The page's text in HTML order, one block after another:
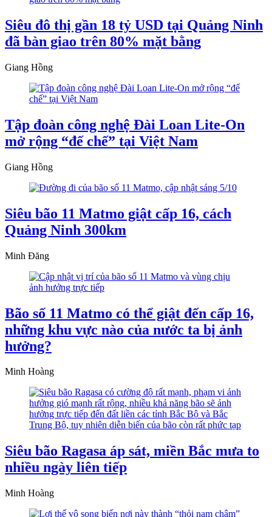
Siêu đô thị gần 18 tỷ USD tại Quảng Ninh
đã bàn giao trên 80% mặt bằng
Giang Hồng
Tập đoàn công nghệ Đài Loan Lite-On
mở rộng “đế chế” tại Việt Nam
Giang Hồng
Siêu bão 11 Matmo giật cấp 16, cách
Quảng Ninh 300km
Minh Đăng
Bão số 11 Matmo có thể giật đến cấp 16,
những khu vực nào của nước ta bị ảnh
hưởng?
Minh Hoàng
Siêu bão Ragasa áp sát, miền Bắc mưa to
nhiều ngày liên tiếp
Minh Hoàng